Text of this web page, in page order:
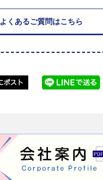
よくあるご質問はこちら